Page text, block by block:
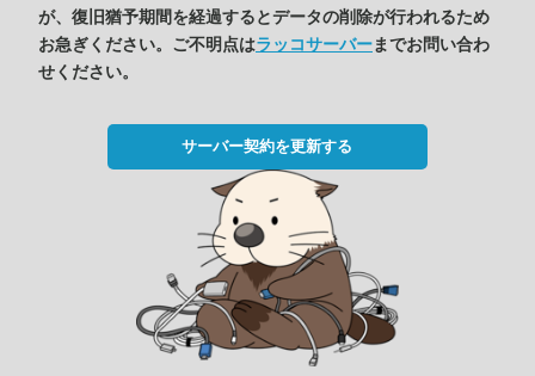
が、復旧猶予期間を経過するとデータの削除が行われるため
お急ぎください。ご不明点はラッコサーバーまでお問い合わ
せください。
サーバー契約を更新する